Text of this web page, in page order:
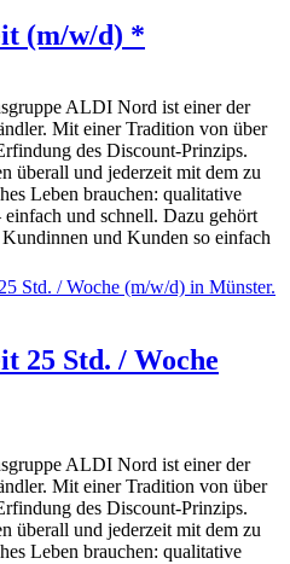
(m/w/d) *
ALDI Nord ist einer der
Mit einer Tradition von über
des Discount-Prinzips.
überall und jederzeit mit dem zu
Leben brauchen: qualitative
und schnell. Dazu gehört
und Kunden so einfach
25 Std. / Woche
ALDI Nord ist einer der
Mit einer Tradition von über
des Discount-Prinzips.
überall und jederzeit mit dem zu
Leben brauchen: qualitative